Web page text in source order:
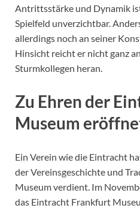
Antrittsstärke und Dynamik
Spielfeld unverzichtbar.
allerdings noch an seiner
Hinsicht reicht er nicht ganz
Sturmkollegen heran.
Zu Ehren der
Museum
Ein Verein wie die Eintracht
der Vereinsgeschichte und
Museum verdient. Im
das Eintracht Frankfurt